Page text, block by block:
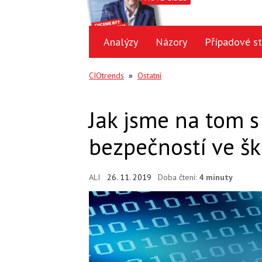
Analýzy Názory Případové
CIOtrends » Ostatní
Jak jsme na tom
bezpečností ve
ALI 26. 11. 2019 Doba čtení: 4 minuty